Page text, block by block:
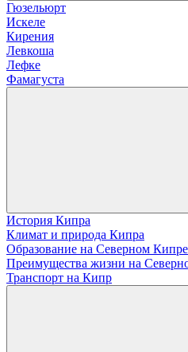
Гюзельюрт
Искеле
Кирения
Левкоша
Лефке
Фамагуста
История Кипра
Климат и природа Кипра
Образование на Северном Кипре
Преимущества жизни на
Транспорт на Кипр